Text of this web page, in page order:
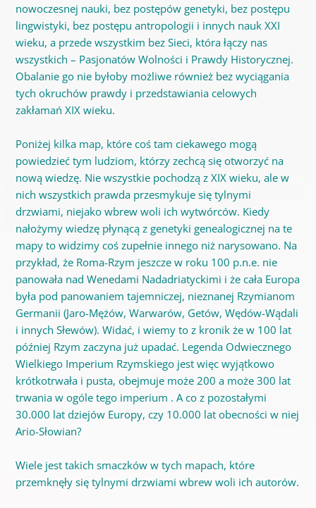
nowoczesnej nauki, bez postępów genetyki, bez postępu
lingwistyki, bez postępu antropologii i innych nauk XXI
wieku, a przede wszystkim bez Sieci, która łączy nas
wszystkich – Pasjonatów Wolności i Prawdy Historycznej.
Obalanie go nie byłoby możliwe również bez wyciągania
tych okruchów prawdy i przedstawiania celowych
zakłamań XIX wieku.
Poniżej kilka map, które coś tam ciekawego mogą
powiedzieć tym ludziom, którzy zechcą się otworzyć na
nową wiedzę. Nie wszystkie pochodzą z XIX wieku, ale w
nich wszystkich prawda przesmykuje się tylnymi
drzwiami, niejako wbrew woli ich wytwórców. Kiedy
nałożymy wiedzę płynącą z genetyki genealogicznej na te
mapy to widzimy coś zupełnie innego niż narysowano. Na
przykład, że Roma-Rzym jeszcze w roku 100 p.n.e. nie
panowała nad Wenedami Nadadriatyckimi i że cała Europa
była pod panowaniem tajemniczej, nieznanej Rzymianom
Germanii (Jaro-Mężów, Warwarów, Getów, Wędów-Wądali
i innych Słewów). Widać, i wiemy to z kronik że w 100 lat
później Rzym zaczyna już upadać. Legenda Odwiecznego
Wielkiego Imperium Rzymskiego jest więc wyjątkowo
krótkotrwała i pusta, obejmuje może 200 a może 300 lat
trwania w ogóle tego imperium . A co z pozostałymi
30.000 lat dziejów Europy, czy 10.000 lat obecności w niej
Ario-Słowian?
Wiele jest takich smaczków w tych mapach, które
przemknęły się tylnymi drzwiami wbrew woli ich autorów.